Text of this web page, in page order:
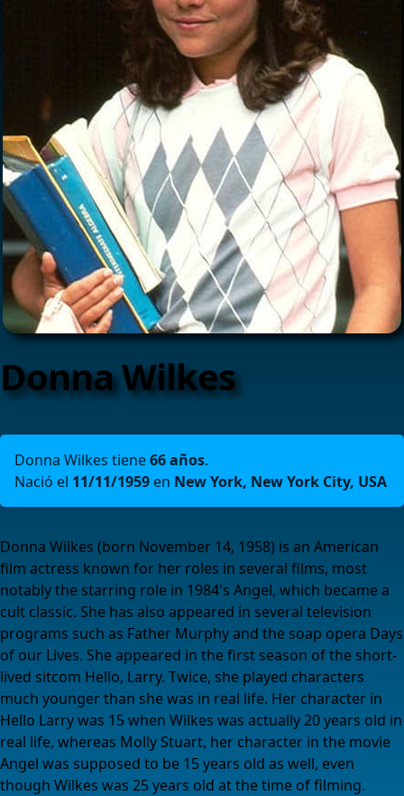
Donna Wilkes
Donna Wilkes tiene66 años.
Nació el 11/11/1959 en New York, New York City, USA
Donna Wilkes (born November 14, 1958) is an American
film actress known for her roles in several films, most
notably the starring role in 1984's Angel, which became a
cult classic. She has also appeared in several television
programs such as Father Murphy and the soap opera Days
of our Lives. She appeared in the first season of the short-
lived sitcom Hello, Larry. Twice, she played characters
much younger than she was in real life. Her character in
Hello Larry was 15 when Wilkes was actually 20 years old in
real life, whereas Molly Stuart, her character in the movie
Angel was supposed to be 15 years old as well, even
though Wilkes was 25 years old at the time of filming.